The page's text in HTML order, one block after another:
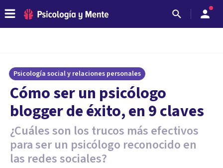
Psicología social y relaciones personales
Cómo ser un psicólogo
blogger de éxito, en 9 claves
¿Cuáles son los trucos más efectivos
para ser un psicólogo reconocido en
las redes sociales?